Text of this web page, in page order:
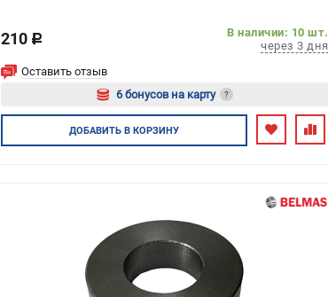
210 c
В наличии: 10 шт.
через 3 дня
Оставить отзыв
6 бонусов на карту
?
Авторизуйтесь
ДОБАВИТЬВ КОРЗИНУ